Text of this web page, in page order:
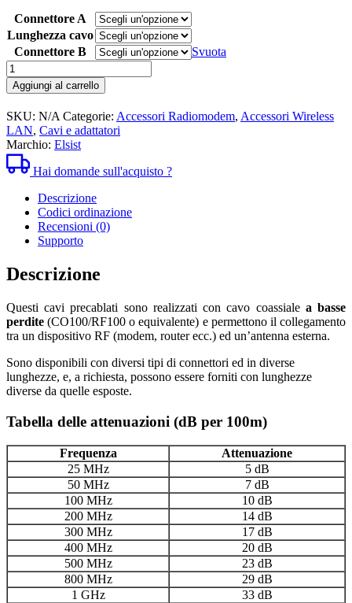
34,80€
Connettore A
Lunghezza cavo
Connettore B
Svuota
Cavo
Coassiale
precablato
a
basse
perdite
quantità
Aggiungi al carrello
SKU: N/A Categorie: Accessori Radiomodem, Accessori Wireless
LAN, Cavi e adattatori
Marchio: Elsist
Hai domande sull'acquisto ?
Descrizione
Codici ordinazione
Recensioni (0)
Supporto
Descrizione
Questi cavi precablati sono realizzati con cavo coassiale a basse
perdite (CO100/RF100 o equivalente) e permettono il collegamento
tra un dispositivo RF (modem, router ecc.) ed un’antenna esterna.
Sono disponibili con diversi tipi di connettori ed in diverse
lunghezze, e, a richiesta, possono essere forniti con lunghezze
diverse da quelle esposte.
Tabella delle attenuazioni (dB per 100m)
Frequenza
Attenuazione
25 MHz
5 dB
50 MHz
7 dB
100 MHz
10 dB
200 MHz
14 dB
300 MHz
17 dB
400 MHz
20 dB
500 MHz
23 dB
800 MHz
29 dB
1 GHz
33 dB